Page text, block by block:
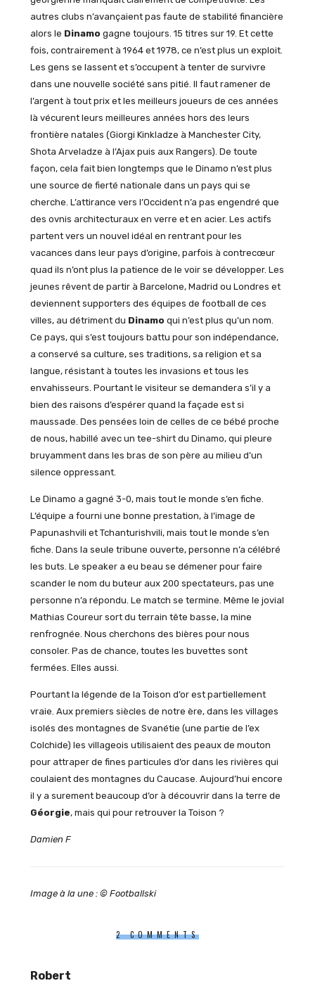
autres clubs n’avançaient pas faute de stabilité financière
alors le Dinamo gagne toujours. 15 titres sur 19. Et cette
fois, contrairement à 1964 et 1978, ce n’est plus un exploit.
Les gens se lassent et s’occupent à tenter de survivre
dans une nouvelle société sans pitié. Il faut ramener de
l’argent à tout prix et les meilleurs joueurs de ces années
là vécurent leurs meilleures années hors des leurs
frontière natales (Giorgi Kinkladze à Manchester City,
Shota Arveladze à l’Ajax puis aux Rangers). De toute
façon, cela fait bien longtemps que le Dinamo n’est plus
une source de fierté nationale dans un pays qui se
cherche. L’attirance vers l’Occident n’a pas engendré que
des ovnis architecturaux en verre et en acier. Les actifs
partent vers un nouvel idéal en rentrant pour les
vacances dans leur pays d’origine, parfois à contrecœur
quad ils n’ont plus la patience de le voir se développer. Les
jeunes rêvent de partir à Barcelone, Madrid ou Londres et
deviennent supporters des équipes de football de ces
villes, au détriment du Dinamo qui n’est plus qu’un nom.
Ce pays, qui s’est toujours battu pour son indépendance,
a conservé sa culture, ses traditions, sa religion et sa
langue, résistant à toutes les invasions et tous les
envahisseurs. Pourtant le visiteur se demandera s’il y a
bien des raisons d’espérer quand la façade est si
maussade. Des pensées loin de celles de ce bébé proche
de nous, habillé avec un tee-shirt du Dinamo, qui pleure
bruyamment dans les bras de son père au milieu d’un
silence oppressant.
Le Dinamo a gagné 3-0, mais tout le monde s’en fiche.
L’équipe a fourni une bonne prestation, à l’image de
Papunashvili et Tchanturishvili, mais tout le monde s’en
fiche. Dans la seule tribune ouverte, personne n’a célébré
les buts. Le speaker a eu beau se démener pour faire
scander le nom du buteur aux 200 spectateurs, pas une
personne n’a répondu. Le match se termine. Même le jovial
Mathias Coureur sort du terrain tête basse, la mine
renfrognée. Nous cherchons des bières pour nous
consoler. Pas de chance, toutes les buvettes sont
fermées. Elles aussi.
Pourtant la légende de la Toison d’or est partiellement
vraie. Aux premiers siècles de notre ère, dans les villages
isolés des montagnes de Svanétie (une partie de l’ex
Colchide) les villageois utilisaient des peaux de mouton
pour attraper de fines particules d’or dans les rivières qui
coulaient des montagnes du Caucase. Aujourd’hui encore
il y a surement beaucoup d’or à découvrir dans la terre de
Géorgie, mais qui pour retrouver la Toison ?
Damien F
Image à la une : © Footballski
2 COMMENTS
Robert